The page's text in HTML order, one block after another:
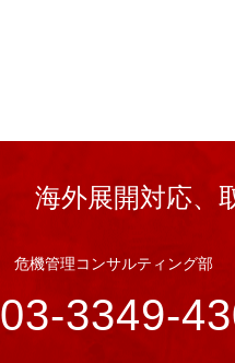
海外展開対応、
危機管理コンサルティング部
03-3349-